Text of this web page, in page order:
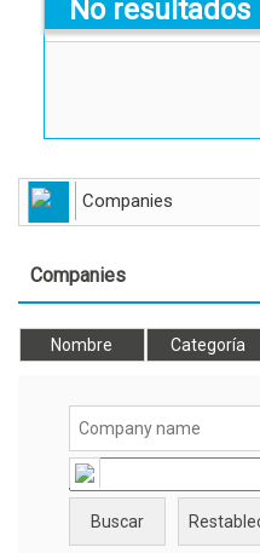
No resultados
Companies
Companies
Nombre Categoría